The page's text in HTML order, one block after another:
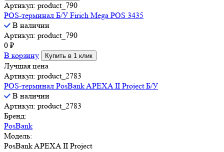
Артикул: product_790
POS-терминал Б/У Firich Mega POS 3435
В наличии
Артикул: product_790
0 ₽
В корзину
Купить в 1 клик
Лучшая цена
Артикул: product_2783
POS-терминал PosBank APEXA II Project Б/У
В наличии
Артикул: product_2783
Бренд:
PosBank
Модель:
PosBank APEXA II Project